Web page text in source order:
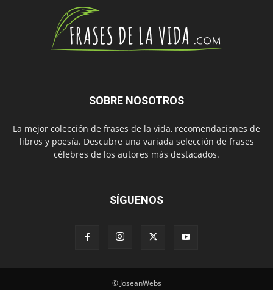
SOBRE NOSOTROS
La mejor colección de frases de la vida, recomendaciones de
libros y poesía. Descubre una variada selección de frases
célebres de los autores más destacados.
SÍGUENOS
© JoseanWebs